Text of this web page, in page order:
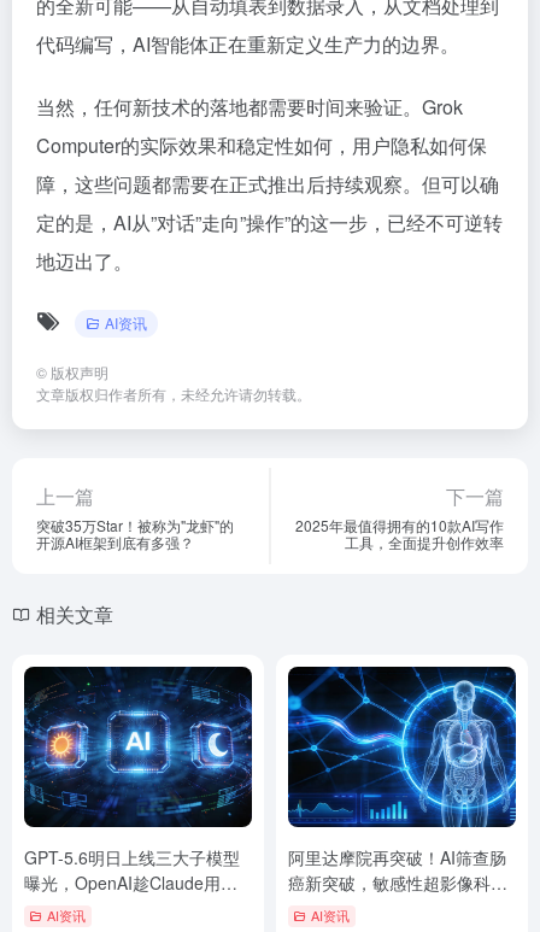
的全新可能——从自动填表到数据录入，从文档处理到
代码编写，AI智能体正在重新定义生产力的边界。
当然，任何新技术的落地都需要时间来验证。Grok
Computer的实际效果和稳定性如何，用户隐私如何保
障，这些问题都需要在正式推出后持续观察。但可以确
定的是，AI从”对话”走向”操作”的这一步，已经不可逆转
地迈出了。
AI资讯
© 版权声明
文章版权归作者所有，未经允许请勿转载。
上一篇
突破35万Star！被称为"龙虾"的
开源AI框架到底有多强？
下一篇
2025年最值得拥有的10款AI写作
工具，全面提升创作效率
相关文章
GPT-5.6明日上线三大子模型
曝光，OpenAI趁Claude用户
流失窗口期精准卡点
AI资讯
阿里达摩院再突破！AI筛查肠
癌新突破，敏感性超影像科医
生20%
AI资讯